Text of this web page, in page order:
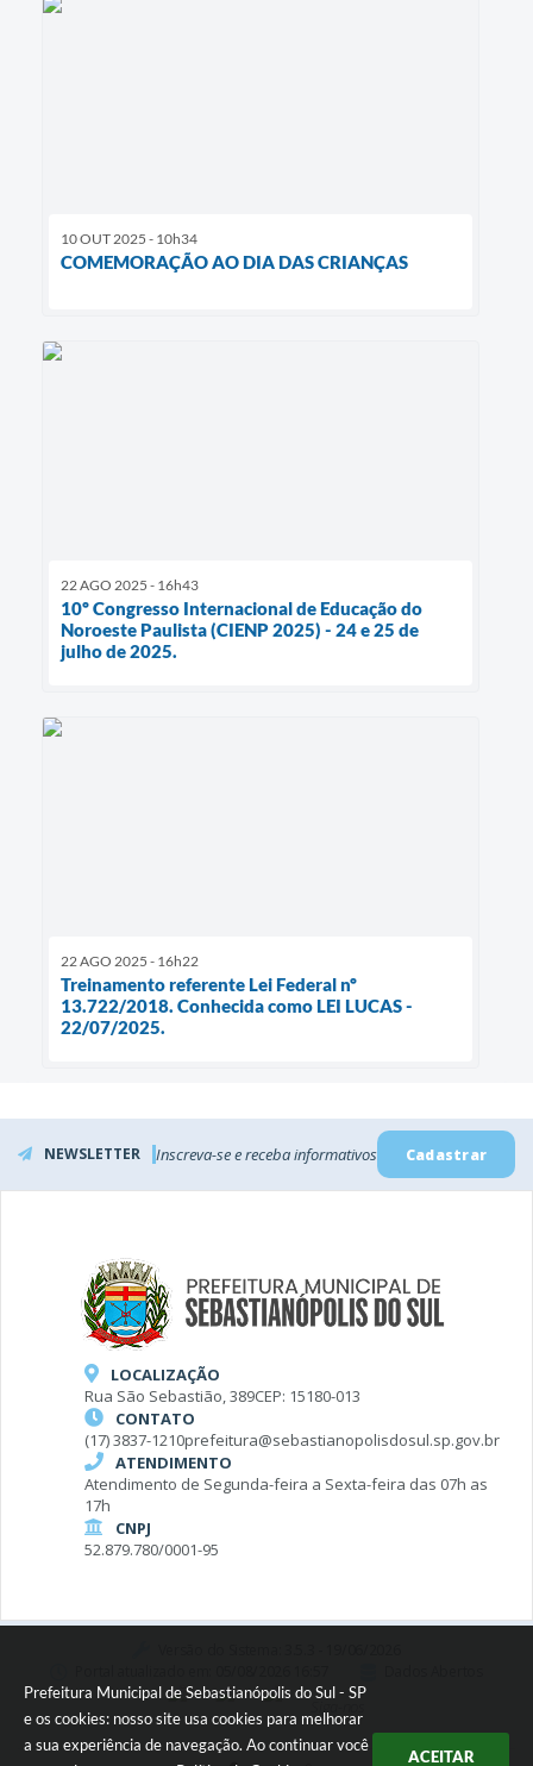
Prefeitura Municipal de Sebastianópolis do Sul - SP
e os cookies: nosso site usa cookies para melhorar
a sua experiência de navegação. Ao continuar você
ACEITAR
10 OUT 2025 - 10h34
COMEMORAÇÃO AO DIA DAS CRIANÇAS
22 AGO 2025 - 16h43
10º Congresso Internacional de Educação do
Noroeste Paulista (CIENP 2025) - 24 e 25 de
julho de 2025.
22 AGO 2025 - 16h22
Treinamento referente Lei Federal nº
13.722/2018. Conhecida como LEI LUCAS -
22/07/2025.
NEWSLETTER Inscreva-se e receba informativos Cadastrar
LOCALIZAÇÃO
Rua São Sebastião, 389CEP: 15180-013
CONTATO
(17) 3837-1210prefeitura@sebastianopolisdosul.sp.gov.br
ATENDIMENTO
Atendimento de Segunda-feira a Sexta-feira das 07h as
17h
CNPJ
52.879.780/0001-95